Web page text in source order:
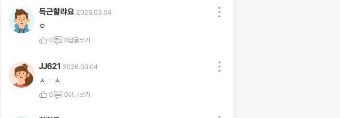
유저프로필
득근할랴요 2026.03.04
수정/
ㅇ
0 0답글쓰기
유저프로필
JJ621 2026.03.04
수정/
ㅅㆍㅅ
0 0답글쓰기